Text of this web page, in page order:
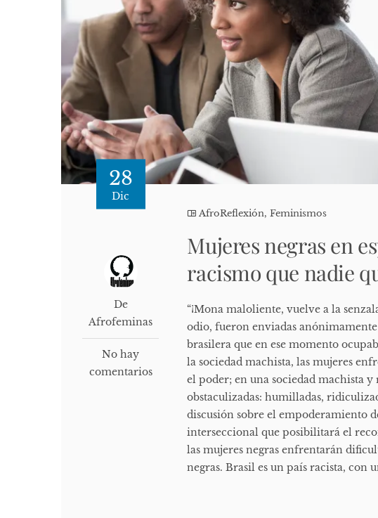
28
Dic
De
Afrofeminas
No hay
comentarios
AfroReflexión,Feminismos
Mujeres negras en
racismo que nadie
“¡Mona maloliente, vuelve a la
odio, fueron enviadas
brasilera que en ese momento
la sociedad machista, las mujeres
el poder; en una sociedad machista
obstaculizadas: humilladas,
discusión sobre el empoderamiento
interseccional que posibilitará el
las mujeres negras enfrentarán
negras. Brasil es un país racista, con